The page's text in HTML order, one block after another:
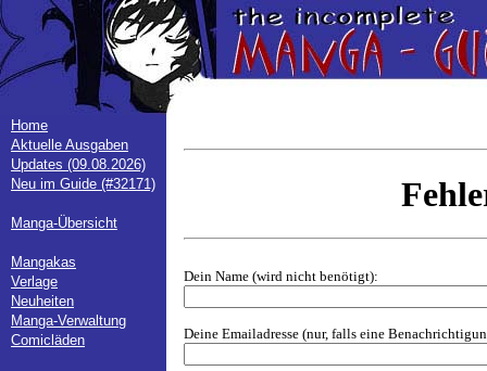
Home
Aktuelle Ausgaben
Updates (09.08.2026)
Neu im Guide (#32171)
Manga-Übersicht
Mangakas
Verlage
Neuheiten
Manga-Verwaltung
Comicläden
Dein Name (wird nicht benötigt):
Deine Emailadresse (nur, falls eine